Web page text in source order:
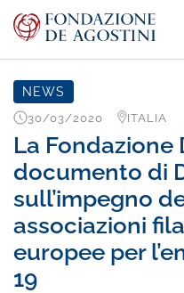
NEWS
30/03/2020 ITALIA
La Fondazione
documento di
sull’impegno
associazioni
europee per
19